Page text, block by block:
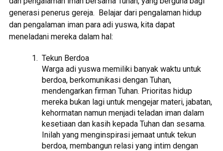
generasi penerus gereja. Belajar dari pengalaman hidup
dan pengalaman iman para adi yuswa, kita dapat
meneladani mereka dalam hal:
Tekun Berdoa
Warga adi yuswa memiliki banyak waktu untuk
berdoa, berkomunikasi dengan Tuhan,
mendengarkan firman Tuhan. Prioritas hidup
mereka bukan lagi untuk mengejar materi, jabatan,
kehormatan namun menjadi teladan iman dalam
kesetiaan dan kasih kepada Tuhan dan sesama.
Inilah yang menginspirasi jemaat untuk tekun
berdoa, membangun relasi yang intim dengan